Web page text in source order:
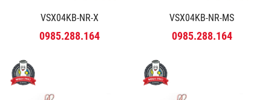
VSX04KB-NR-X
0985.288.164
VSX04KB-NR-MS
0985.288.164